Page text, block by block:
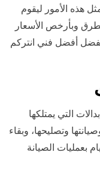
هذه الأمور ليقوم
وبأرخص الأسعار
أفضل فني انتركم
التي يمتلكها
وتصليحها، وبقاء
بعمليات الصيانة